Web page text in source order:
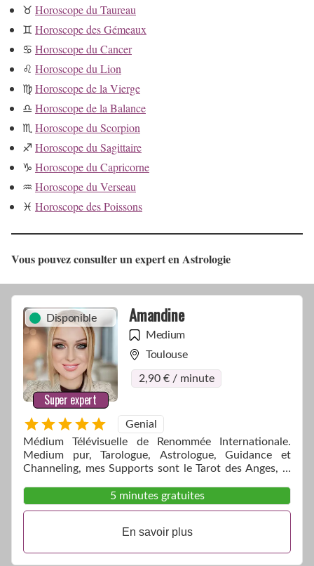
♉ Horoscope du Taureau
♊ Horoscope des Gémeaux
♋ Horoscope du Cancer
♌ Horoscope du Lion
♍Horoscope de la Vierge
♎ Horoscope de la Balance
♏ Horoscope du Scorpion
♐ Horoscope du Sagittaire
♑ Horoscope du Capricorne
♒ Horoscope du Verseau
♓ Horoscope des Poissons
Vous pouvez consulter un expert en Astrologie